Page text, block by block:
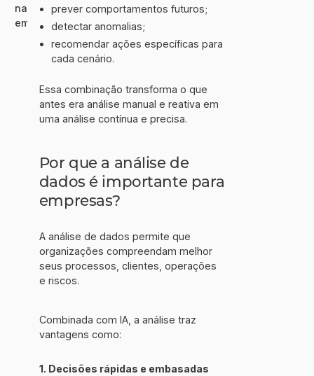
prever comportamentos futuros;
detectar anomalias;
recomendar ações específicas para
cada cenário.
Essa combinação transforma o que
antes era análise manual e reativa em
uma análise contínua e precisa.
Por que a análise de
dados é importante para
empresas?
A análise de dados permite que
organizações compreendam melhor
seus processos, clientes, operações
e riscos.
Combinada com IA, a análise traz
vantagens como:
1. Decisões rápidas e embasadas
na sua
empresa?